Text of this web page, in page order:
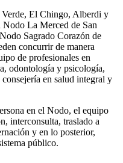
Verde, El Chingo, Alberdi y
La Merced de San
Sagrado Corazón de
concurrir de manera
de profesionales en
odontología y psicología,
en salud integral y
en el Nodo, el equipo
interconsulta, traslado a
y en lo posterior,
público.